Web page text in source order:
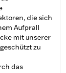
die sich
Aufprall
mit unserer
zu
das